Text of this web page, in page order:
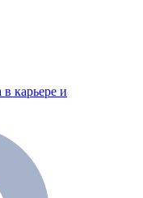
карьере и